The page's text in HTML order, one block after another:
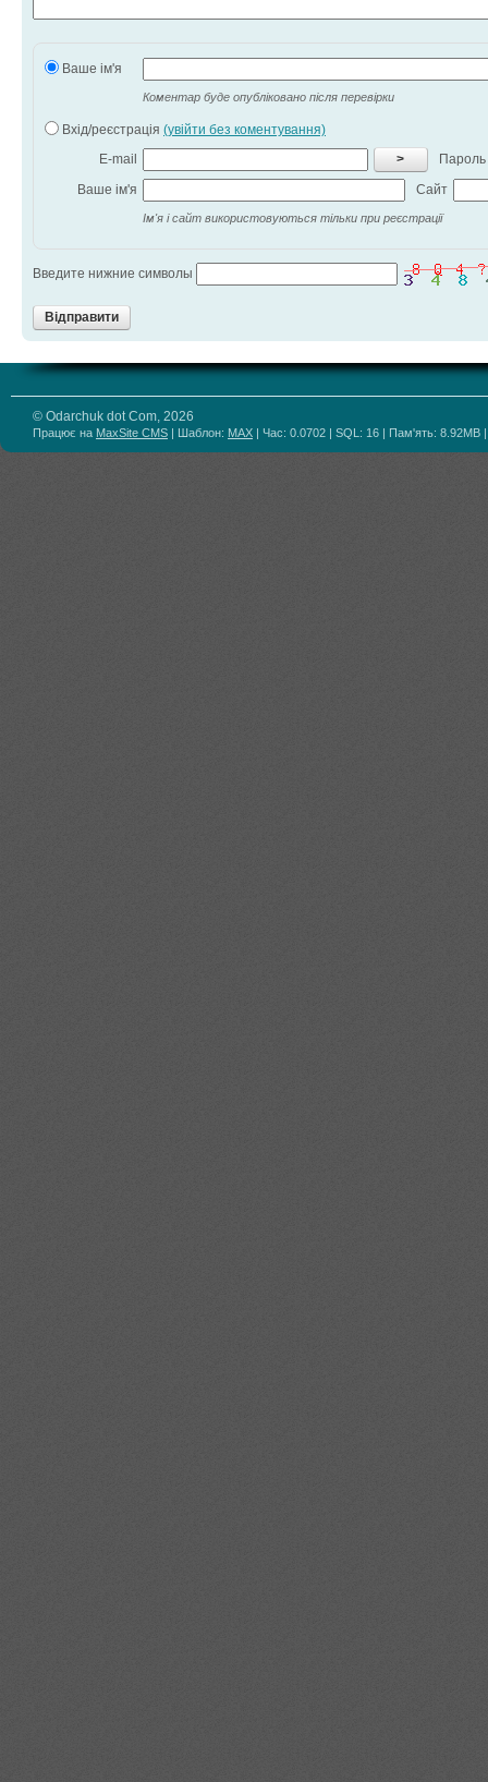
Ваше ім'я
Коментар буде опубліковано після перевірки
Вхід/реєстрація (увійти без коментування)
E-mail
>
Пароль
Ваше ім'я
Сайт
Ім'я і сайт використовуються тільки при реєстрації
Введите нижние символы
Відправити
© Odarchuk dot Com, 2026
Працює на MaxSite CMS | Шаблон: MAX | Час: 0.0702 | SQL: 16 | Пам'ять: 8.92MB